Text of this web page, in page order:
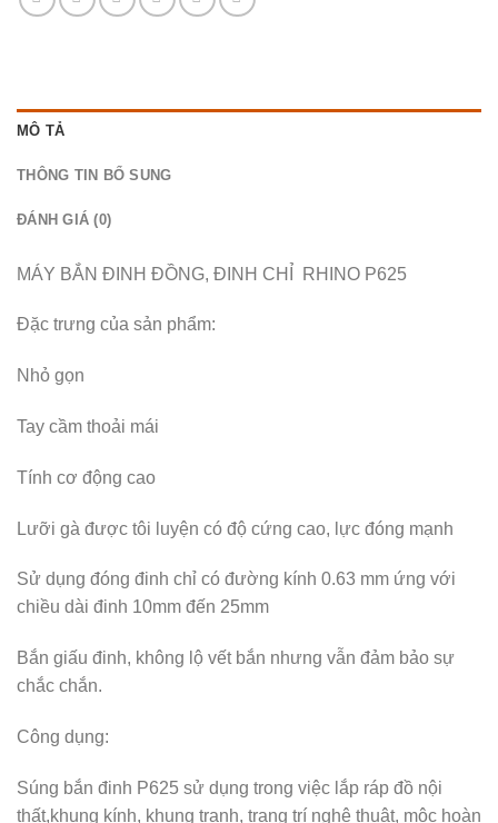
MÔ TẢ
THÔNG TIN BỔ SUNG
ĐÁNH GIÁ (0)
MÁY BẮN ĐINH ĐỒNG, ĐINH CHỈ RHINO P625
Đặc trưng của sản phẩm:
Nhỏ gọn
Tay cầm thoải mái
Tính cơ động cao
Lưỡi gà được tôi luyện có độ cứng cao, lực đóng mạnh
Sử dụng đóng đinh chỉ có đường kính 0.63 mm ứng với
chiều dài đinh 10mm đến 25mm
Bắn giấu đinh, không lộ vết bắn nhưng vẫn đảm bảo sự
chắc chắn.
Công dụng:
Súng bắn đinh P625 sử dụng trong việc lắp ráp đồ nội
thất,khung kính, khung tranh, trang trí nghệ thuật, mộc hoàn